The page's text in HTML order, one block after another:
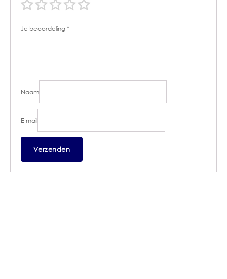
Je beoordeling*
Naam
E-mail